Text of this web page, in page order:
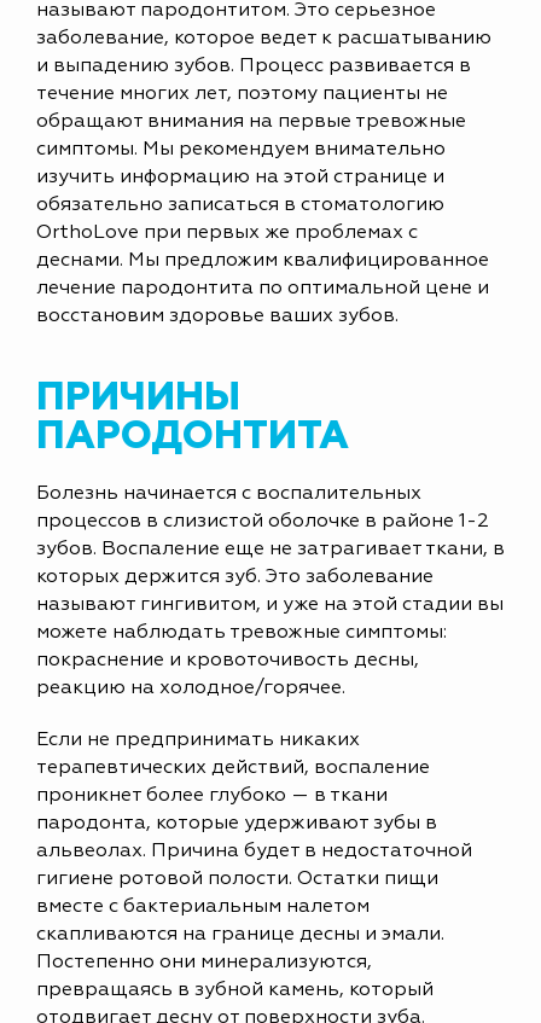
называют пародонтитом. Это серьезное
заболевание, которое ведет к расшатыванию
и выпадению зубов. Процесс развивается в
течение многих лет, поэтому пациенты не
обращают внимания на первые тревожные
симптомы. Мы рекомендуем внимательно
изучить информацию на этой странице и
обязательно записаться в стоматологию
OrthoLove при первых же проблемах с
деснами. Мы предложим квалифицированное
лечение пародонтита по оптимальной цене и
восстановим здоровье ваших зубов.
ПРИЧИНЫ
ПАРОДОНТИТА
Болезнь начинается с воспалительных
процессов в слизистой оболочке в районе 1-2
зубов. Воспаление еще не затрагивает ткани, в
которых держится зуб. Это заболевание
называют гингивитом, и уже на этой стадии вы
можете наблюдать тревожные симптомы:
покраснение и кровоточивость десны,
реакцию на холодное/горячее.
Если не предпринимать никаких
терапевтических действий, воспаление
проникнет более глубоко — в ткани
пародонта, которые удерживают зубы в
альвеолах. Причина будет в недостаточной
гигиене ротовой полости. Остатки пищи
вместе с бактериальным налетом
скапливаются на границе десны и эмали.
Постепенно они минерализуются,
превращаясь в зубной камень, который
отодвигает десну от поверхности зуба.